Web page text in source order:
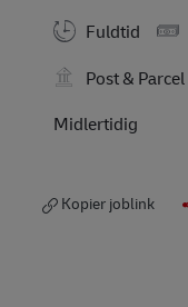
Fuldtid
Post & Parcel
Midlertidig
Kopier joblink